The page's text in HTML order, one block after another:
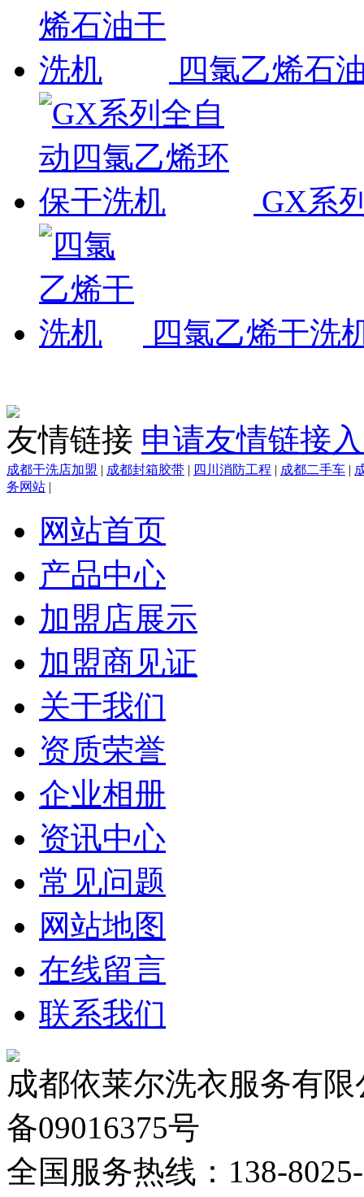
四氯乙烯石
GX系
四氯乙烯干洗
友情链接 申请友情链接
成都干洗店加盟 | 成都封箱胶带 | 四川消防工程 | 成都二手车 |
务网站 |
网站首页
产品中心
加盟店展示
加盟商见证
关于我们
资质荣誉
企业相册
资讯中心
常见问题
网站地图
在线留言
联系我们
成都依莱尔洗衣服务有
备09016375号
全国服务热线：138-